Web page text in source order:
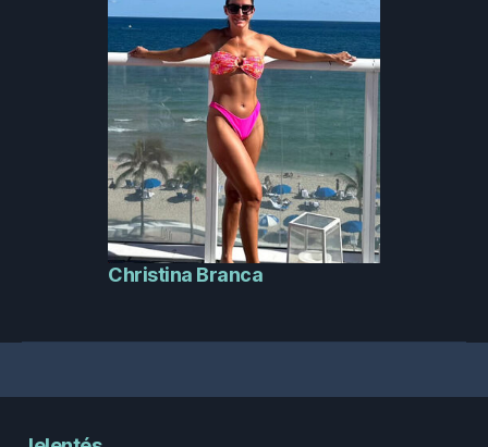
Christina Branca